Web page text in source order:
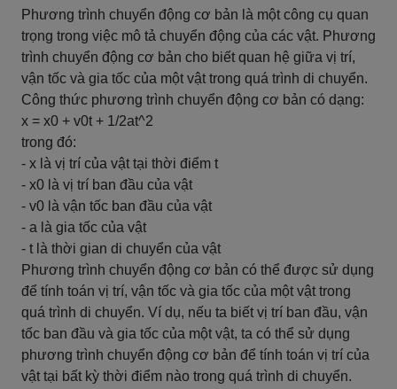
Phương trình chuyển động cơ bản là một công cụ quan
trọng trong việc mô tả chuyển động của các vật. Phương
trình chuyển động cơ bản cho biết quan hệ giữa vị trí,
vận tốc và gia tốc của một vật trong quá trình di chuyển.
Công thức phương trình chuyển động cơ bản có dạng:
x = x0 + v0t + 1/2at^2
trong đó:
- x là vị trí của vật tại thời điểm t
- x0 là vị trí ban đầu của vật
- v0 là vận tốc ban đầu của vật
- a là gia tốc của vật
- t là thời gian di chuyển của vật
Phương trình chuyển động cơ bản có thể được sử dụng
để tính toán vị trí, vận tốc và gia tốc của một vật trong
quá trình di chuyển. Ví dụ, nếu ta biết vị trí ban đầu, vận
tốc ban đầu và gia tốc của một vật, ta có thể sử dụng
phương trình chuyển động cơ bản để tính toán vị trí của
vật tại bất kỳ thời điểm nào trong quá trình di chuyển.